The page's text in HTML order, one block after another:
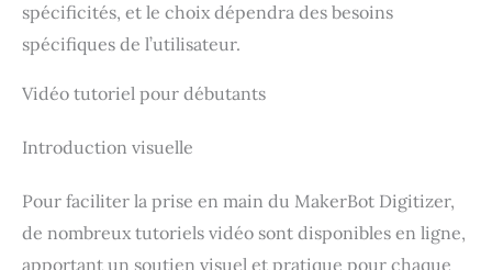
spécificités, et le choix dépendra des besoins
spécifiques de l’utilisateur.
Vidéo tutoriel pour débutants
Introduction visuelle
Pour faciliter la prise en main du MakerBot Digitizer,
de nombreux tutoriels vidéo sont disponibles en ligne,
apportant un soutien visuel et pratique pour chaque